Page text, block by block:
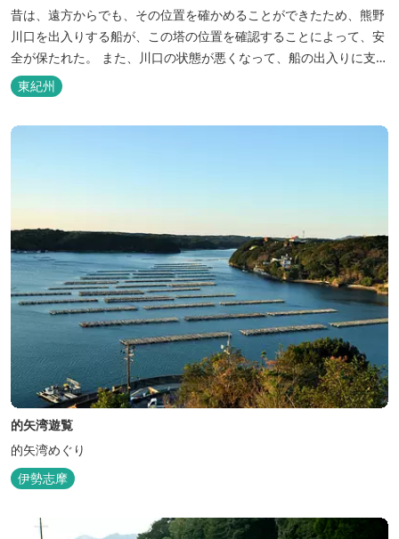
昔は、遠方からでも、その位置を確かめることができたため、熊野
川口を出入りする船が、この塔の位置を確認することによって、安
全が保たれた。 また、川口の状態が悪くなって、船の出入りに支障
が生ずるようになると宝篋様で祭典を催し、読経の後、経文の書き
込まれた石を川口に投げ込むとやがて川口は開けて通航できるよう
になったと伝えられる。
東紀州
的矢湾遊覧
的矢湾めぐり
伊勢志摩